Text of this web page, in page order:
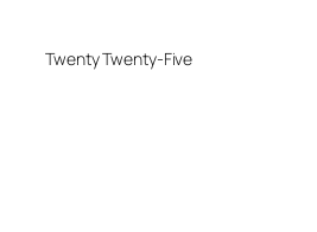
Twenty Twenty-Five